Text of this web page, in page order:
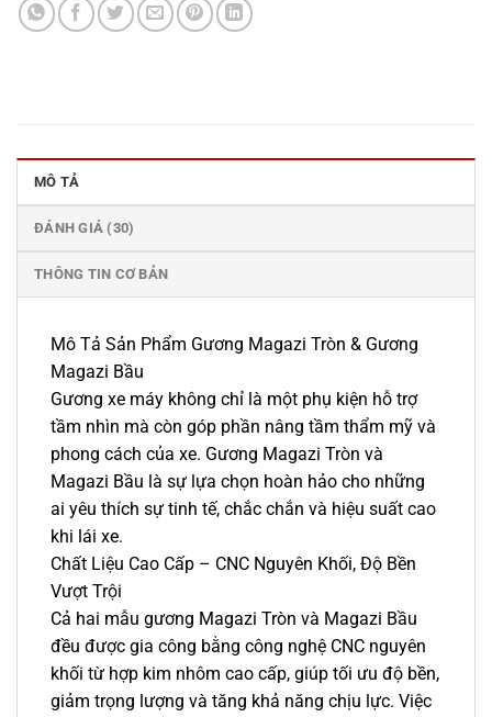
MÔ TẢ
ĐÁNH GIÁ (30)
THÔNG TIN CƠ BẢN
Mô Tả Sản Phẩm Gương Magazi Tròn & Gương
Magazi Bầu
Gương xe máy không chỉ là một phụ kiện hỗ trợ
tầm nhìn mà còn góp phần nâng tầm thẩm mỹ và
phong cách của xe. Gương Magazi Tròn và
Magazi Bầu là sự lựa chọn hoàn hảo cho những
ai yêu thích sự tinh tế, chắc chắn và hiệu suất cao
khi lái xe.
Chất Liệu Cao Cấp – CNC Nguyên Khối, Độ Bền
Vượt Trội
Cả hai mẫu gương Magazi Tròn và Magazi Bầu
đều được gia công bằng công nghệ CNC nguyên
khối từ hợp kim nhôm cao cấp, giúp tối ưu độ bền,
giảm trọng lượng và tăng khả năng chịu lực. Việc